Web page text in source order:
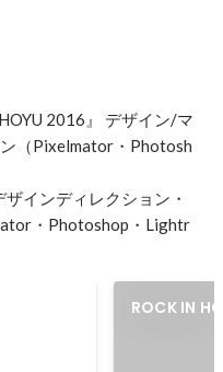
2016』 デザイン/マ
（Pixelmator・Photosh
インディレクション・
・Photoshop・Lightr
ROCK IN